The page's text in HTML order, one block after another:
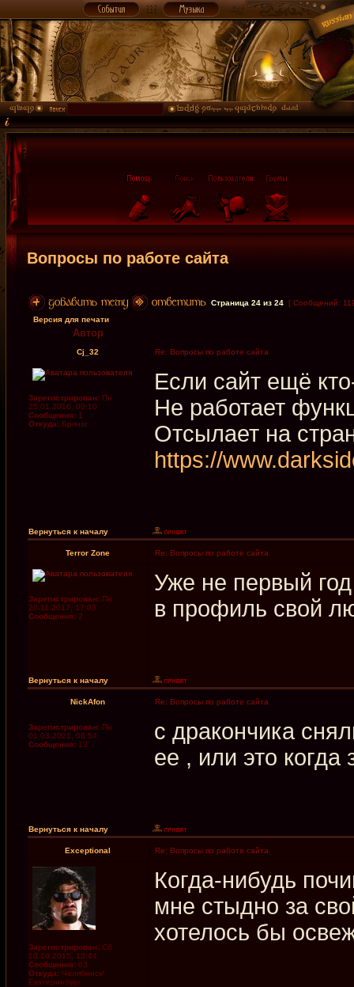
Вопросы по работе сайта
Страница 24 из 24 [ Сообщений:
Версия для печати
Автор
Cj_32 Re: Вопросы по работе сайта
Зарегистрирован: Пн
25.01.2016, 00:10
Сообщения: 1
Откуда: Брянзг
Если сайт ещё
Не работает
Отсылает на
https://
Вернуться к началу
Terror Zone Re: Вопросы по работе сайта
Зарегистрирован: Пн
20.11.2017, 17:03
Сообщения: 2
Уже не первый
в профиль свой
Вернуться к началу
NickAfon Re: Вопросы по работе сайта
Зарегистрирован: Пн
01.03.2021, 08:54
Сообщения: 13
с дракончика
ее , или это
Вернуться к началу
Exceptional Re: Вопросы по работе сайта
Зарегистрирован: Сб
10.10.2015, 13:44
Сообщения: 63
Откуда: Челябинск/
Екатеринбург
Когда-нибудь
мне стыдно за
хотелось бы